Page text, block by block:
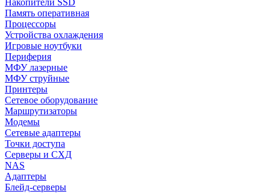
Накопители SSD
Память оперативная
Процессоры
Устройства охлаждения
Игровые ноутбуки
Периферия
МФУ лазерные
МФУ струйные
Принтеры
Сетевое оборудование
Маршрутизаторы
Модемы
Сетевые адаптеры
Точки доступа
Серверы и СХД
NAS
Адаптеры
Блейд-серверы